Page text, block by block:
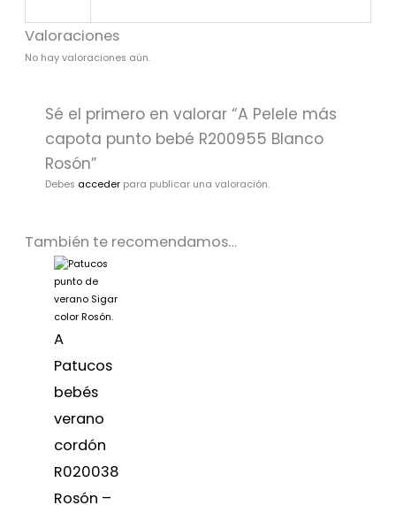
Valoraciones
No hay valoraciones aún.
Sé el primero en valorar “A Pelele más
capota punto bebé R200955 Blanco
Rosón”
Debes acceder para publicar una valoración.
También te recomendamos…
A
Patucos
bebés
verano
cordón
R020038
Rosón –